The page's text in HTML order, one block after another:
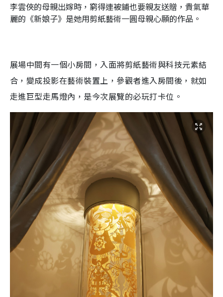
李雲俠的母親出嫁時，窮得連被鋪也要親友送贈，貴氣華
麗的《新娘子》是她用剪紙藝術一圓母親心願的作品。
展場中間有一個小房間，入面將剪紙藝術與科技元素結
合，變成投影在藝術裝置上，參觀者進入房間後，就如
走進巨型走馬燈內，是今次展覽的必玩打卡位。